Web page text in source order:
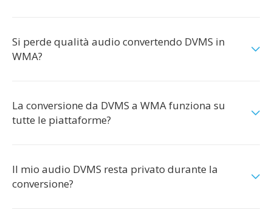
Si perde qualità audio convertendo DVMS in
WMA?
La conversione da DVMS a WMA funziona su
tutte le piattaforme?
Il mio audio DVMS resta privato durante la
conversione?